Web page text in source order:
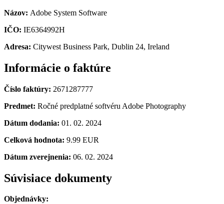
Názov: Adobe System Software
IČO: IE6364992H
Adresa: Citywest Business Park, Dublin 24, Ireland
Informácie o faktúre
Číslo faktúry: 2671287777
Predmet: Ročné predplatné softvéru Adobe Photography
Dátum dodania: 01. 02. 2024
Celková hodnota: 9.99 EUR
Dátum zverejnenia: 06. 02. 2024
Súvisiace dokumenty
Objednávky: